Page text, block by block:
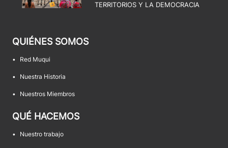
TERRITORIOS Y LA DEMOCRACIA
QUIÉNES SOMOS
• Red Muqui
• Nuestra Historia
• Nuestros Miembros
QUÉ HACEMOS
• Nuestro trabajo